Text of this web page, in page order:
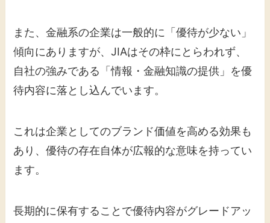
また、金融系の企業は一般的に「優待が少ない」
傾向にありますが、JIAはその枠にとらわれず、
自社の強みである「情報・金融知識の提供」を優
待内容に落とし込んでいます。
これは企業としてのブランド価値を高める効果も
あり、優待の存在自体が広報的な意味を持ってい
ます。
長期的に保有することで優待内容がグレードアッ